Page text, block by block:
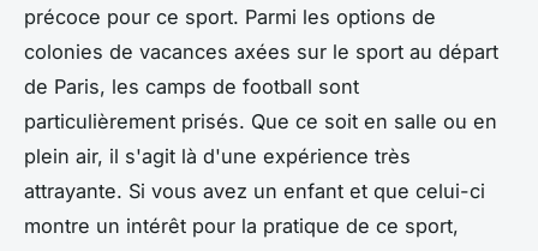
précoce pour ce sport. Parmi les options de
colonies de vacances axées sur le sport au départ
de Paris, les camps de football sont
particulièrement prisés. Que ce soit en salle ou en
plein air, il s'agit là d'une expérience très
attrayante. Si vous avez un enfant et que celui-ci
montre un intérêt pour la pratique de ce sport,